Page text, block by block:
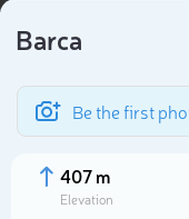
Barca
Be the first
407 m
Elevation